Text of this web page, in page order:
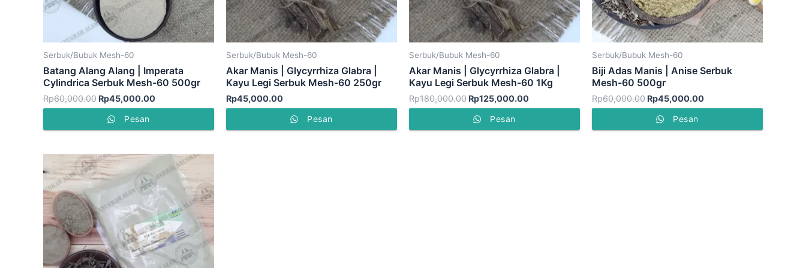
Serbuk/Bubuk Mesh-60
Batang Alang Alang | Imperata
Cylindrica Serbuk Mesh-60 500gr
Rp60,000.00 Rp45,000.00
Pesan
Serbuk/Bubuk Mesh-60
Akar Manis | Glycyrrhiza Glabra |
Kayu Legi Serbuk Mesh-60 250gr
Rp45,000.00
Pesan
Serbuk/Bubuk Mesh-60
Akar Manis | Glycyrrhiza Glabra |
Kayu Legi Serbuk Mesh-60 1Kg
Rp180,000.00 Rp125,000.00
Pesan
Serbuk/Bubuk Mesh-60
Biji Adas Manis | Anise Serbuk
Mesh-60 500gr
Rp60,000.00 Rp45,000.00
Pesan